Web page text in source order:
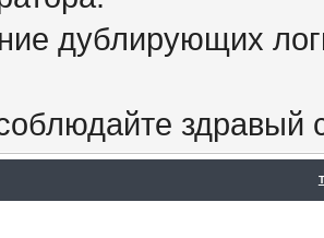
дублирующих
здравый